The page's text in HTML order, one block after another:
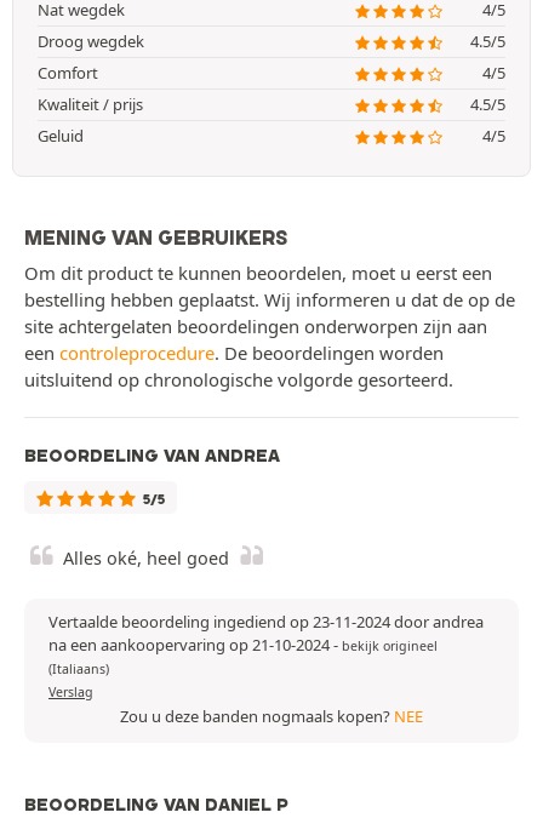
Nat wegdek
4/5
Droog wegdek
4.5/5
Comfort
4/5
Kwaliteit / prijs
4.5/5
Geluid
4/5
MENING VAN GEBRUIKERS
Om dit product te kunnen beoordelen, moet u eerst een
bestelling hebben geplaatst. Wij informeren u dat de op de
site achtergelaten beoordelingen onderworpen zijn aan
een controleprocedure. De beoordelingen worden
uitsluitend op chronologische volgorde gesorteerd.
BEOORDELING VAN ANDREA
5/5
Alles oké, heel goed
Vertaalde beoordeling ingediend op 23-11-2024 door andrea
na een aankoopervaring op 21-10-2024- bekijk origineel
(Italiaans)
Verslag
Zou u deze banden nogmaals kopen? NEE
BEOORDELING VAN DANIEL P